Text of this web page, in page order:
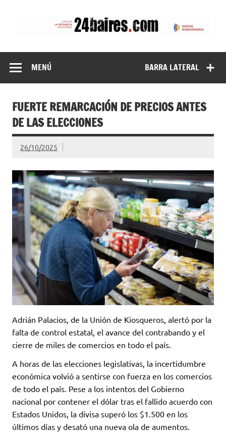
BARRA LATERAL
MENÚ
FUERTE REMARCACIÓN DE PRECIOS ANTES
DE LAS ELECCIONES
26/10/2025
Adrián Palacios, de la Unión de Kiosqueros, alertó por la
falta de control estatal, el avance del contrabando y el
cierre de miles de comercios en todo el país.
A horas de las elecciones legislativas, la incertidumbre
económica volvió a sentirse con fuerza en los comercios
de todo el país. Pese a los intentos del Gobierno
nacional por contener el dólar tras el fallido acuerdo con
Estados Unidos, la divisa superó los $1.500 en los
últimos días y desató una nueva ola de aumentos.